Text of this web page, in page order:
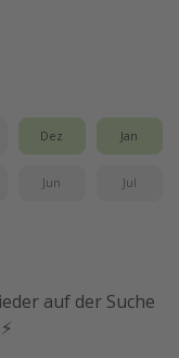
Dez Jan
Jun Jul
auf der Suche